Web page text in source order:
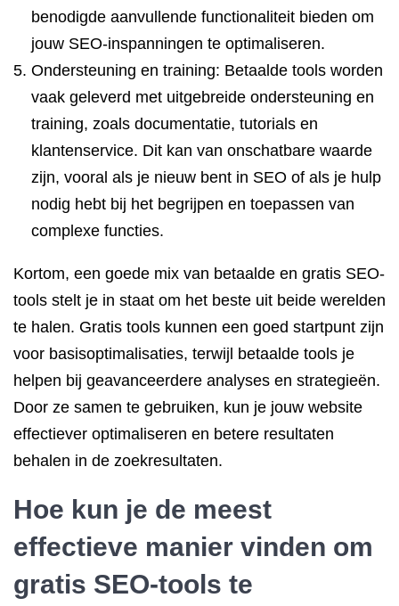
benodigde aanvullende functionaliteit bieden om
jouw SEO-inspanningen te optimaliseren.
Ondersteuning en training: Betaalde tools worden
vaak geleverd met uitgebreide ondersteuning en
training, zoals documentatie, tutorials en
klantenservice. Dit kan van onschatbare waarde
zijn, vooral als je nieuw bent in SEO of als je hulp
nodig hebt bij het begrijpen en toepassen van
complexe functies.
Kortom, een goede mix van betaalde en gratis SEO-
tools stelt je in staat om het beste uit beide werelden
te halen. Gratis tools kunnen een goed startpunt zijn
voor basisoptimalisaties, terwijl betaalde tools je
helpen bij geavanceerdere analyses en strategieën.
Door ze samen te gebruiken, kun je jouw website
effectiever optimaliseren en betere resultaten
behalen in de zoekresultaten.
Hoe kun je de meest
effectieve manier vinden om
gratis SEO-tools te